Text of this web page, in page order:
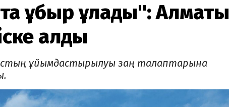
құбыр құлады": Алматы
алды
ұйымдастырылуы заң талаптарына